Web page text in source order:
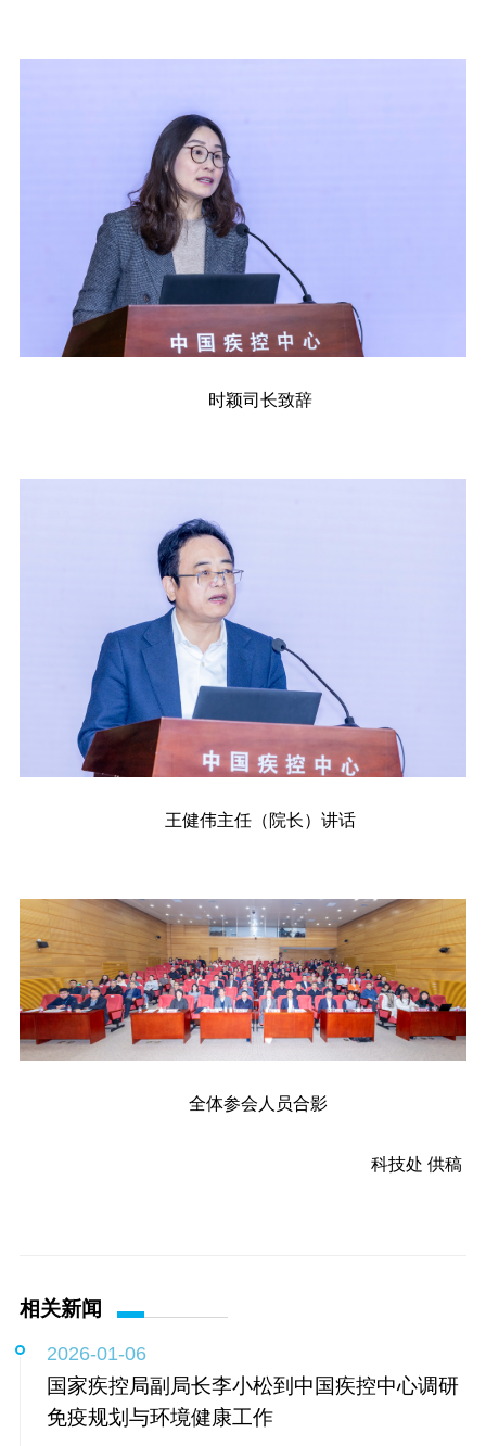
时颖司长致辞
王健伟主任（院长）讲话
全体参会人员合影
科技处 供稿
相关新闻
2026-01-06
国家疾控局副局长李小松到中国疾控中心调研
免疫规划与环境健康工作